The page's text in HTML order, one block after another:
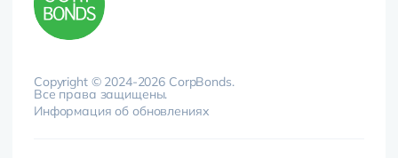
Copyright © 2024-2026 CorpBonds.
Все права защищены.
Информация об обновлениях